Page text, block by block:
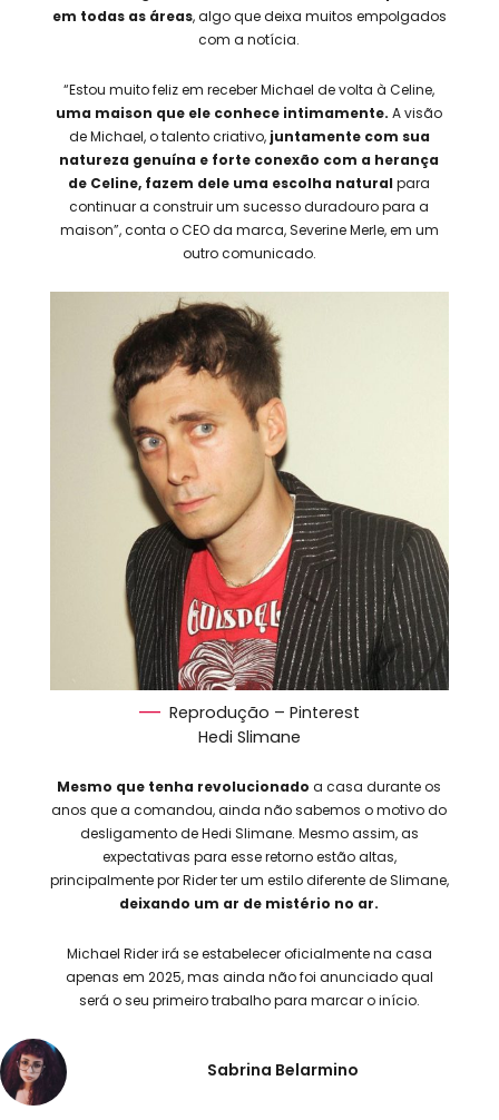
em todas as áreas, algo que deixa muitos empolgados
com a notícia.
“Estou muito feliz em receber Michael de volta à Celine,
uma maison que ele conhece intimamente. A visão
de Michael, o talento criativo, juntamente com sua
natureza genuína e forte conexão com a herança
de Celine, fazem dele uma escolha natural para
continuar a construir um sucesso duradouro para a
maison”, conta o CEO da marca, Severine Merle, em um
outro comunicado.
Reprodução – Pinterest
Hedi Slimane
Mesmo que tenha revolucionado a casa durante os
anos que a comandou, ainda não sabemos o motivo do
desligamento de Hedi Slimane. Mesmo assim, as
expectativas para esse retorno estão altas,
principalmente por Rider ter um estilo diferente de Slimane,
deixando um ar de mistério no ar.
Michael Rider irá se estabelecer oficialmente na casa
apenas em 2025, mas ainda não foi anunciado qual
será o seu primeiro trabalho para marcar o início.
Sabrina Belarmino